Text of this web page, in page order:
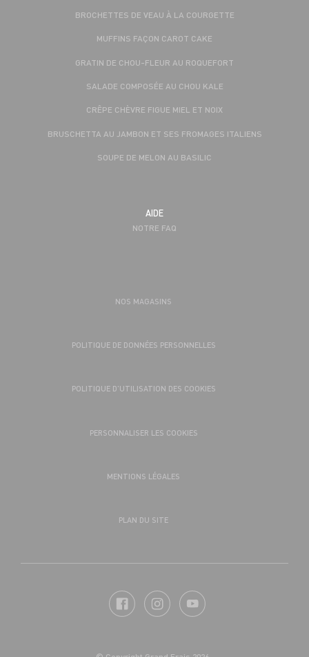
BROCHETTES DE VEAU À LA COURGETTE
MUFFINS FAÇON CAROT CAKE
GRATIN DE CHOU-FLEUR AU ROQUEFORT
SALADE COMPOSÉE AU CHOU KALE
CRÊPE CHÈVRE FIGUE MIEL ET NOIX
BRUSCHETTA AU JAMBON ET SES FROMAGES ITALIENS
SOUPE DE MELON AU BASILIC
AIDE
NOTRE FAQ
NOS MAGASINS
POLITIQUE DE DONNÉES PERSONNELLES
POLITIQUE D’UTILISATION DES COOKIES
PERSONNALISER LES COOKIES
MENTIONS LÉGALES
PLAN DU SITE